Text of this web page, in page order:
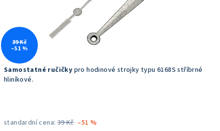
Samostatné ručičky pro hodinové strojky typu 6168S stříbrné
hliníkové.
standardní cena: 39 Kč –51 %
39 Kč
–51 %